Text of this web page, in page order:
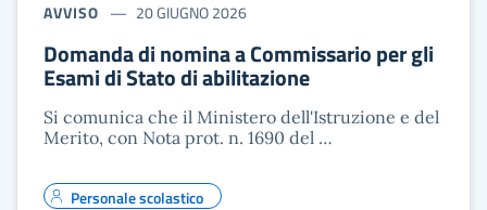
AVVISO 20 GIUGNO 2026
Domanda di nomina a Commissario per gli
Esami di Stato di abilitazione
Si comunica che il Ministero dell'Istruzione e del
Merito, con Nota prot. n. 1690 del …
Personale scolastico